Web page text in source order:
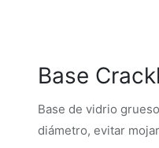
Base
Base de vidrio
diámetro, evitar